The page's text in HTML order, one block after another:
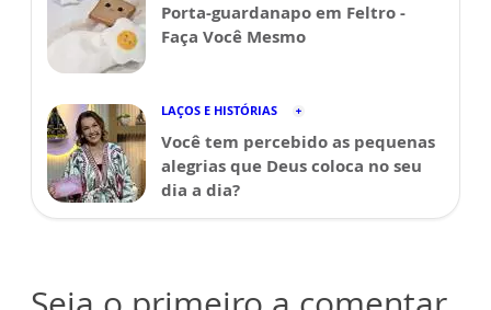
Porta-guardanapo em Feltro -
Faça Você Mesmo
LAÇOS E HISTÓRIAS
Você tem percebido as pequenas
alegrias que Deus coloca no seu
dia a dia?